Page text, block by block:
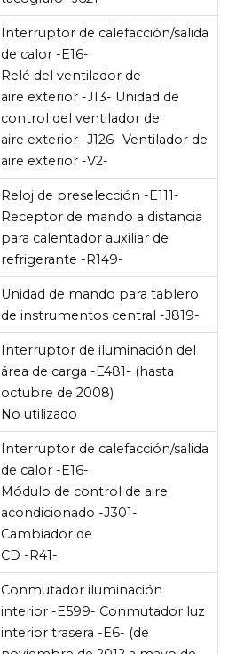
Interruptor de calefacción/salida
de calor -E16-
Relé del ventilador de
aire exterior -J13- Unidad de
control del ventilador de
aire exterior -J126- Ventilador de
aire exterior -V2-
Reloj de preselección -E111-
Receptor de mando a distancia
para calentador auxiliar de
refrigerante -R149-
Unidad de mando para tablero
de instrumentos central -J819-
Interruptor de iluminación del
área de carga -E481- (hasta
octubre de 2008)
No utilizado
Interruptor de calefacción/salida
de calor -E16-
Módulo de control de aire
acondicionado -J301-
Cambiador de
CD -R41-
Conmutador iluminación
interior -E599- Conmutador luz
interior trasera -E6- (de